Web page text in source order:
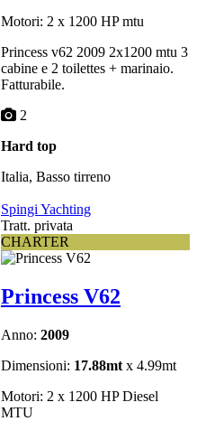
Motori: 2 x 1200 HP mtu
Princess v62 2009 2x1200 mtu 3
cabine e 2 toilettes + marinaio.
Fatturabile.
2
Hard top
Italia, Basso tirreno
Spingi Yachting
Tratt. privata
CHARTER
Princess V62
Anno: 2009
Dimensioni: 17.88mt x 4.99mt
Motori: 2 x 1200 HP Diesel
MTU